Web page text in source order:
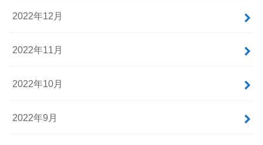
2022年12月
2022年11月
2022年10月
2022年9月